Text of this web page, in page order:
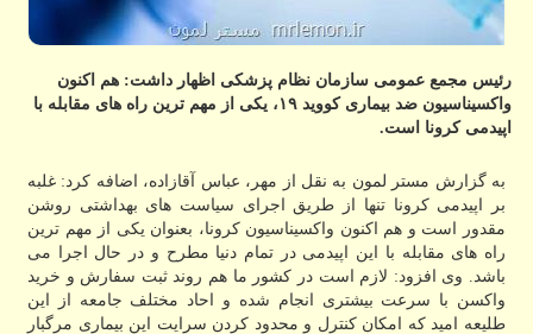
رئیس مجمع عمومی سازمان نظام پزشکی اظهار داشت: هم اکنون
واکسیناسیون ضد بیماری کووید ۱۹، یکی از مهم ترین راه های مقابله با
اپیدمی کرونا است.
به گزارش مستر لمون به نقل از مهر، عباس آقازاده، اضافه کرد: غلبه
بر اپیدمی کرونا تنها از طریق اجرای سیاست های بهداشتی روشن
مقدور است و هم اکنون واکسیناسیون کرونا، بعنوان یکی از مهم ترین
راه های مقابله با این اپیدمی در تمام دنیا مطرح و در حال اجرا می
باشد. وی افزود: لازم است در کشور ما هم روند ثبت سفارش و خرید
واکسن با سرعت بیشتری انجام شده و احاد مختلف جامعه از این
طلیعه امید که امکان کنترل و محدود کردن سرایت این بیماری مرگبار